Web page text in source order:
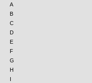
A
B
C
D
E
F
G
H
I